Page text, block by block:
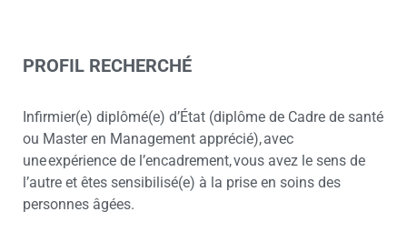
PROFIL RECHERCHÉ
Infirmier(e) diplômé(e) d’État (diplôme de Cadre de santé
ou Master en Management apprécié), avec
une expérience de l’encadrement, vous avez le sens de
l’autre et êtes sensibilisé(e) à la prise en soins des
personnes âgées.